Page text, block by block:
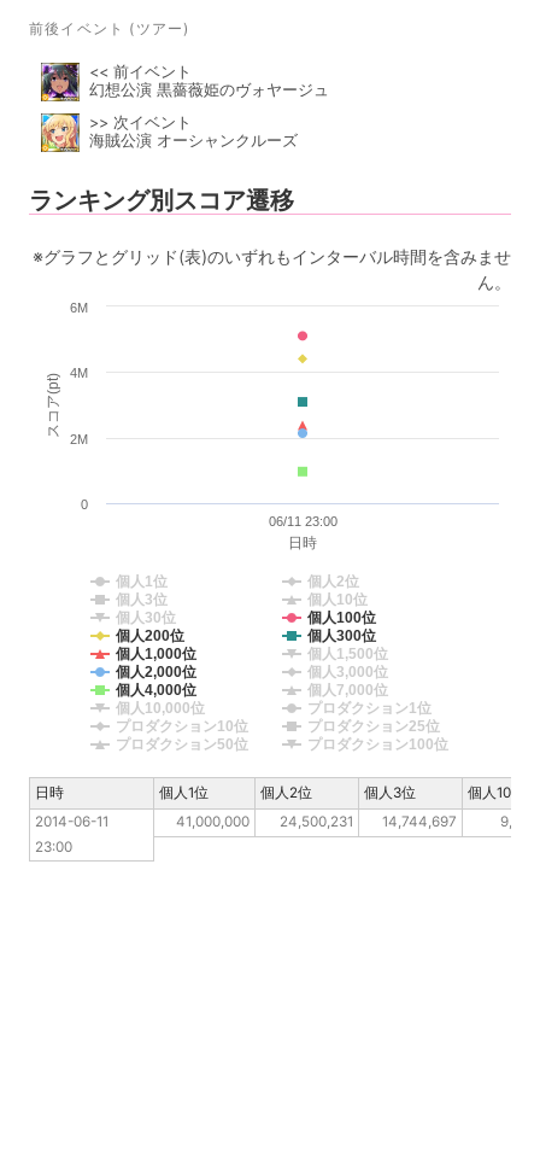
前後イベント (ツアー)
<< 前イベント
幻想公演 黒薔薇姫のヴォヤージュ
>> 次イベント
海賊公演 オーシャンクルーズ
ランキング別スコア遷移
※グラフとグリッド(表)のいずれもインターバル時間を含みませ
ん。
日時
スコア(pt)
06/11 23:00
0
2M
4M
6M
個人1位
個人2位
個人3位
個人10位
個人30位
個人100位
個人200位
個人300位
個人1,000位
個人1,500位
個人2,000位
個人3,000位
個人4,000位
個人7,000位
個人10,000位
プロダクション1位
プロダクション10位
プロダクション25位
プロダクション50位
プロダクション100位
2014-06-11 23:00 41,000,000 24,500,231 14,744,697
日時 個人1位 個人2位 個人3位
個人10位
2014-06-11
23:00
日時